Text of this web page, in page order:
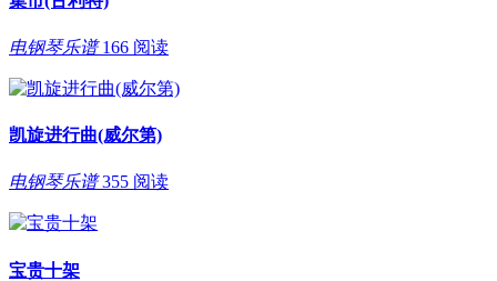
电钢琴乐谱 166 阅读
凯旋进行曲(威尔第)
电钢琴乐谱 355 阅读
宝贵十架